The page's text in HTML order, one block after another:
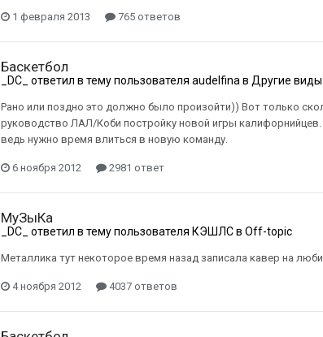
1 февраля 2013 765 ответов
Баскетбол
_DC_ ответил в тему пользователя audelfina в Другие виды
Рано или поздно это должно было произойти)) Вот только
руководство ЛАЛ/Коби постройку новой игры
ведь нужно время влиться в новую команду.
6 ноября 2012 2981 ответ
МуЗыКа
_DC_ ответил в тему пользователя КЭШЛСв Off-topic
Металлика тут некоторое время назад записала кавер на
4 ноября 2012 4037 ответов